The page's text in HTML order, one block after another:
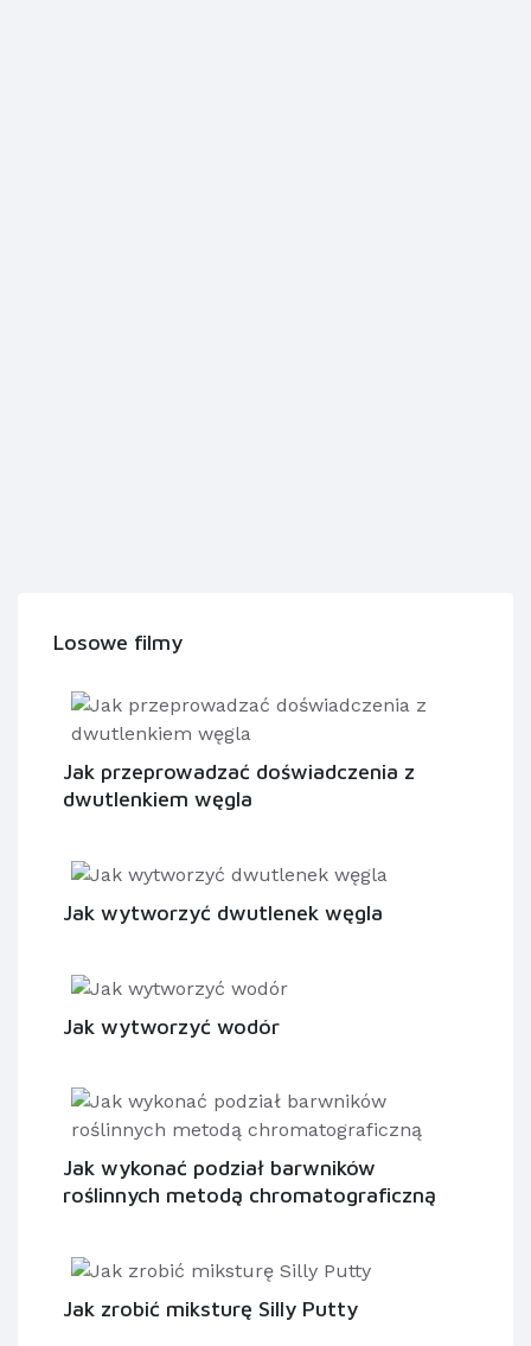
Losowe filmy
Jak przeprowadzać doświadczenia z
dwutlenkiem węgla
Jak wytworzyć dwutlenek węgla
Jak wytworzyć wodór
Jak wykonać podział barwników
roślinnych metodą chromatograficzną
Jak zrobić miksturę Silly Putty